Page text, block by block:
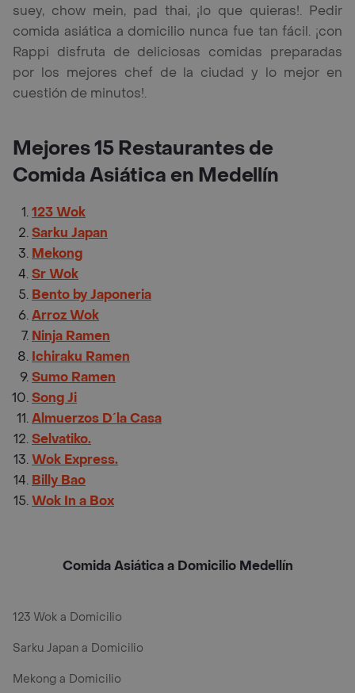
suey, chow mein, pad thai, ¡lo que quieras!. Pedir
comida asiática a domicilio nunca fue tan fácil. ¡con
Rappi disfruta de deliciosas comidas preparadas
por los mejores chef de la ciudad y lo mejor en
cuestión de minutos!.
Mejores 15 Restaurantes de
Comida Asiática en Medellín
123 Wok
Sarku Japan
Mekong
Sr Wok
Bento by Japoneria
Arroz Wok
Ninja Ramen
Ichiraku Ramen
Sumo Ramen
Song Ji
Almuerzos D´la Casa
Selvatiko.
Wok Express.
Billy Bao
Wok In a Box
Comida Asiática a Domicilio Medellín
123 Wok a Domicilio
Sarku Japan a Domicilio
Mekong a Domicilio